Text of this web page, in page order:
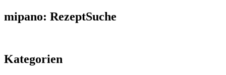
mipano: RezeptSuche
Kategorien